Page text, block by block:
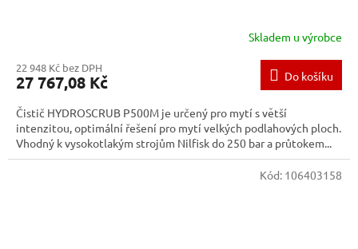
Skladem u výrobce
22 948 Kč bez DPH
27 767,08 Kč Do košíku
Čistič HYDROSCRUB P500M je určený pro mytí s větší
intenzitou, optimální řešení pro mytí velkých podlahových ploch.
Vhodný k vysokotlakým strojům Nilfisk do 250 bar a průtokem...
Kód: 106403158